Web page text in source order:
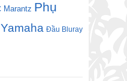
Marantz Phụ
Yamaha Đầu Bluray